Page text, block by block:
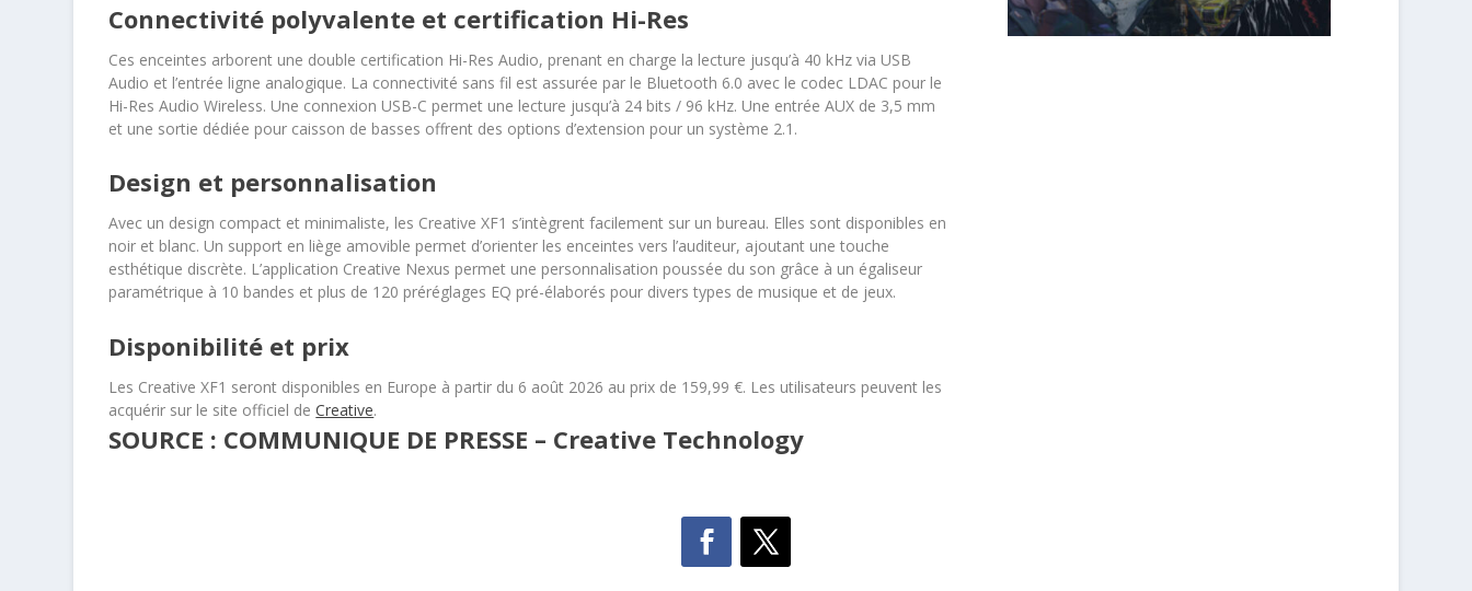
Connectivité polyvalente et certification Hi-Res
Ces enceintes arborent une double certification Hi-Res Audio, prenant en charge la lecture jusqu’à 40 kHz via USB
Audio et l’entrée ligne analogique. La connectivité sans fil est assurée par le Bluetooth 6.0 avec le codec LDAC pour le
Hi-Res Audio Wireless. Une connexion USB-C permet une lecture jusqu’à 24 bits / 96 kHz. Une entrée AUX de 3,5 mm
et une sortie dédiée pour caisson de basses offrent des options d’extension pour un système 2.1.
Design et personnalisation
Avec un design compact et minimaliste, les Creative XF1 s’intègrent facilement sur un bureau. Elles sont disponibles en
noir et blanc. Un support en liège amovible permet d’orienter les enceintes vers l’auditeur, ajoutant une touche
esthétique discrète. L’application Creative Nexus permet une personnalisation poussée du son grâce à un égaliseur
paramétrique à 10 bandes et plus de 120 préréglages EQ pré-élaborés pour divers types de musique et de jeux.
Disponibilité et prix
Les Creative XF1 seront disponibles en Europe à partir du 6 août 2026 au prix de 159,99 €. Les utilisateurs peuvent les
acquérir sur le site officiel deCreative.
SOURCE : COMMUNIQUE DE PRESSE – Creative Technology